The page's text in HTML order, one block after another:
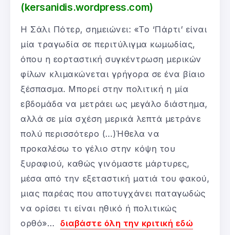
(kersanidis.wordpress.com)
Η Σάλι Πότερ, σημειώνει: «Το ‘Πάρτι’ είναι
μία τραγωδία σε περιτύλιγμα κωμωδίας,
όπου η εορταστική συγκέντρωση μερικών
φίλων κλιμακώνεται γρήγορα σε ένα βίαιο
ξέσπασμα. Μπορεί στην πολιτική η μία
εβδομάδα να μετράει ως μεγάλο διάστημα,
αλλά σε μία σχέση μερικά λεπτά μετράνε
πολύ περισσότερο (…)Ήθελα να
προκαλέσω το γέλιο στην κόψη του
ξυραφιού, καθώς γινόμαστε μάρτυρες,
μέσα από την εξεταστική ματιά του φακού,
μιας παρέας που αποτυγχάνει παταγωδώς
να ορίσει τι είναι ηθικό ή πολιτικώς
ορθό»… διαβάστε όλη την κριτική εδώ